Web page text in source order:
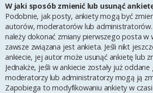
W jaki sposób zmienić lub usunąć
Podobnie, jak posty, ankiety mogą być
autorów, moderatorów lub administratorów.
należy dokonać zmiany pierwszego posta w
zawsze związana jest ankieta. Jeśli nikt
ankiecie, jej autor może usunąć ankietę lub
Jednakże, jeśli w ankiecie zostały już oddane
moderatorzy lub administratorzy mogą ją
Zapobiega to modyfikowaniu ankiety w